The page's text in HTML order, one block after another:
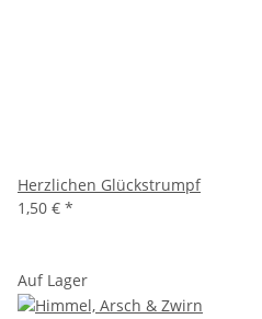
Herzlichen Glückstrumpf
1,50 € *
Auf Lager